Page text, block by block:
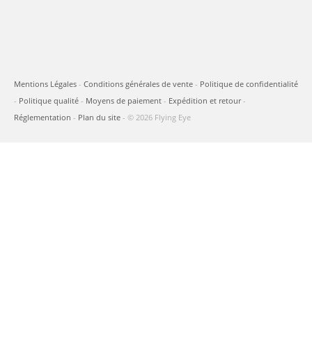
Mentions Légales - Conditions générales de vente - Politique de confidentialité
- Politique qualité - Moyens de paiement - Expédition et retour-
Réglementation - Plan du site - © 2026 Flying Eye